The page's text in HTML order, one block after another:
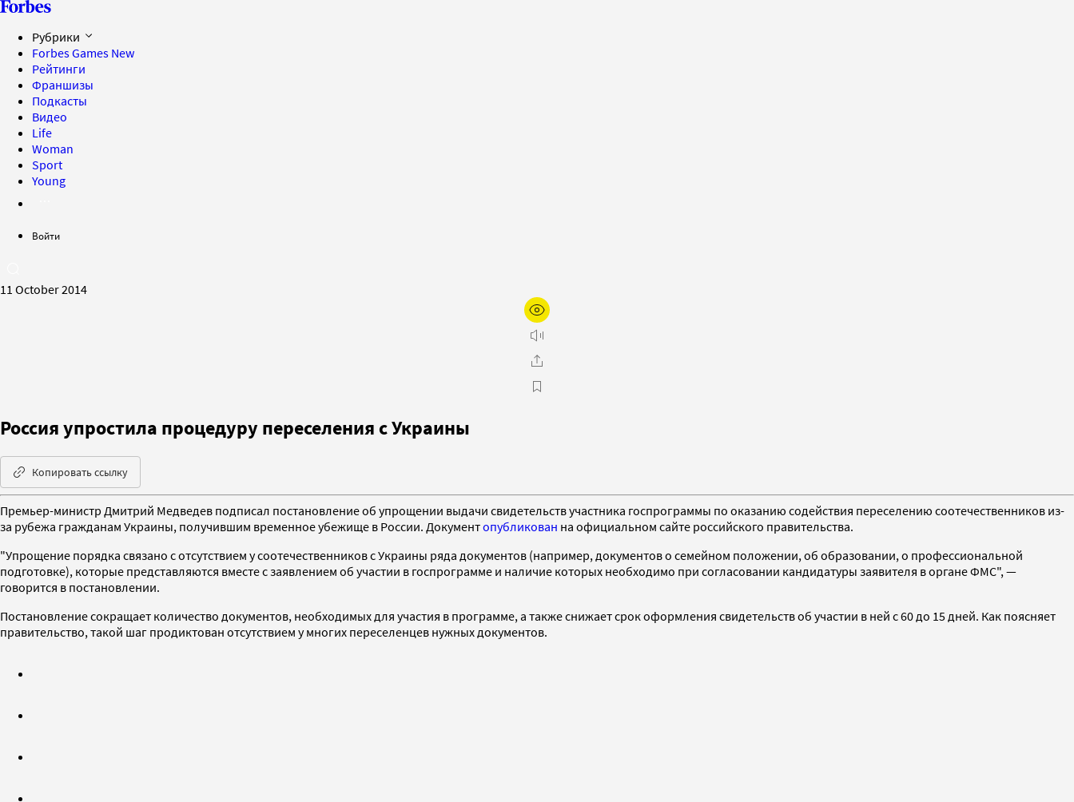
Рубрики
Forbes Games New
Рейтинги
Франшизы
Подкасты
Видео
Life
Woman
Sport
Young
Войти
11 October 2014
Россия упростила процедуру переселения с Украины
Копировать ссылку
Премьер-министр Дмитрий Медведев подписал постановление об упрощении выдачи свидетельств участника госпрограммы по оказанию содействия переселению соотечественников из-
за рубежа гражданам Украины, получившим временное убежище в России. Документопубликован на официальном сайте российского правительства.
"Упрощение порядка связано с отсутствием у соотечественников с Украины ряда документов (например, документов о семейном положении, об образовании, о профессиональной
подготовке), которые представляются вместе с заявлением об участии в госпрограмме и наличие которых необходимо при согласовании кандидатуры заявителя в органе ФМС", —
говорится в постановлении.
Постановление сокращает количество документов, необходимых для участия в программе, а также снижает срок оформления свидетельств об участии в ней с 60 до 15 дней. Как поясняет
правительство, такой шаг продиктован отсутствием у многих переселенцев нужных документов.